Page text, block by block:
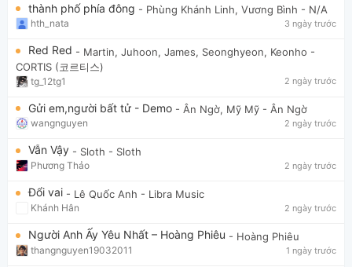
Tìm theo hợp âm Tải ứng dụng
Khóa học
Tắt quảng cáo
thành phố phía đông - Phùng Khánh Linh, Vương Bình - N/A
hth_nata 3 ngày trước
Red Red - Martin, Juhoon, James, Seonghyeon, Keonho -
CORTIS (코르티스)
tg_12tg1 2 ngày trước
Gửi em,người bất tử - Demo - Ân Ngờ, Mỹ Mỹ - Ân Ngờ
wangnguyen 2 ngày trước
Vẫn Vậy - Sloth - Sloth
Phương Thảo 2 ngày trước
Đổi vai - Lê Quốc Anh - Libra Music
Khánh Hân 2 ngày trước
Người Anh Ấy Yêu Nhất – Hoàng Phiêu - Hoàng Phiêu
thangnguyen19032011 1 ngày trước